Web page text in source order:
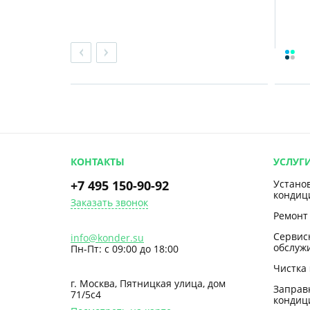
КОНТАКТЫ
+7 495 150-90-92
Заказать звонок
info@konder.su
Пн-Пт: с 09:00 до 18:00
г. Москва, Пятницкая улица, дом
71/5с4